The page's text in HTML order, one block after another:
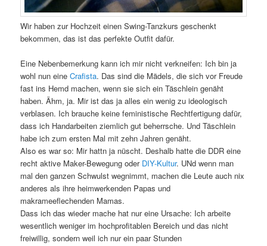
Wir haben zur Hochzeit einen Swing-Tanzkurs geschenkt
bekommen, das ist das perfekte Outfit dafür.
Eine Nebenbemerkung kann ich mir nicht verkneifen: Ich bin ja
wohl nun eineCrafista. Das sind die Mädels, die sich vor Freude
fast ins Hemd machen, wenn sie sich ein Täschlein genäht
haben. Ähm, ja. Mir ist das ja alles ein wenig zu ideologisch
verblasen. Ich brauche keine feministische Rechtfertigung dafür,
dass ich Handarbeiten ziemlich gut beherrsche. Und Täschlein
habe ich zum ersten Mal mit zehn Jahren genäht.
Also es war so: Mir hattn ja nüscht. Deshalb hatte die DDR eine
recht aktive Maker-Bewegung oder DIY-Kultur. UNd wenn man
mal den ganzen Schwulst wegnimmt, machen die Leute auch nix
anderes als ihre heimwerkenden Papas und
makrameeflechenden Mamas.
Dass ich das wieder mache hat nur eine Ursache: Ich arbeite
wesentlich weniger im hochprofitablen Bereich und das nicht
freiwillig, sondern weil ich nur ein paar Stunden